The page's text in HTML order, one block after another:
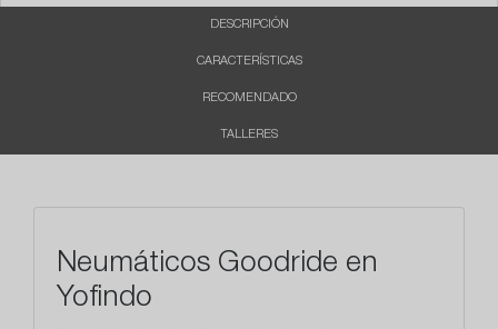
DESCRIPCIÓN
CARACTERÍSTICAS
RECOMENDADO
TALLERES
Neumáticos Goodride en
Yofindo